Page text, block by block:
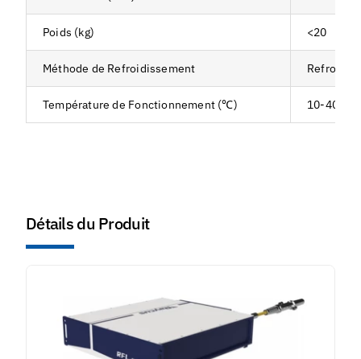
Poids (kg) <20
Méthode de Refroidissement
Température de Fonctionnement (℃) 10-40
Détails du Produit